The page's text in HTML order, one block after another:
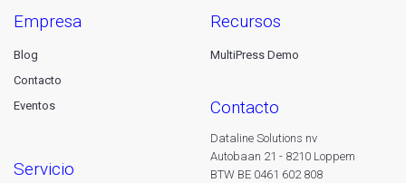
empresa
Blog
Contacto
Eventos
servicio
recursos
MultiPress Demo
contacto
Dataline Solutions nv
Autobaan 21 - 8210 Loppem
BTW BE 0461 602 808